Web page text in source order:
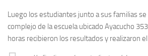
Luego los estudiantes junto a sus familias se
complejo de la escuela ubicado Ayacucho
horas recibieron los resultados y realizaron